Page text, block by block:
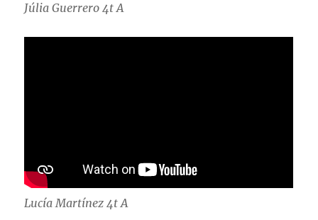
Júlia Guerrero 4t A
Lucía Martínez 4t A